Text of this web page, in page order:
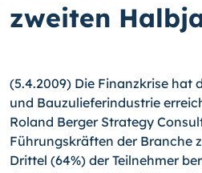
zweiten
(5.4.2009) Die Finanzkrise hat
und Bauzulieferindustrie
Roland Berger Strategy
Führungskräften der Branche
Drittel (64%) der Teilnehmer